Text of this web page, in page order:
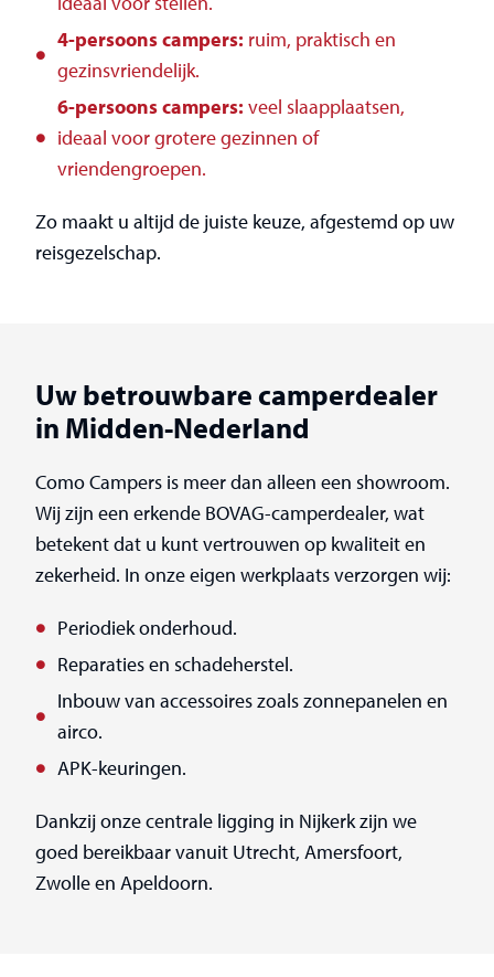
4-persoons campers: ruim, praktisch en
gezinsvriendelijk.
6-persoons campers: veel slaapplaatsen,
ideaal voor grotere gezinnen of
vriendengroepen.
Zo maakt u altijd de juiste keuze, afgestemd op uw
reisgezelschap.
Uw betrouwbare camperdealer
in Midden-Nederland
Como Campers is meer dan alleen een showroom.
Wij zijn een erkende BOVAG-camperdealer, wat
betekent dat u kunt vertrouwen op kwaliteit en
zekerheid. In onze eigen werkplaats verzorgen wij:
Periodiek onderhoud.
Reparaties en schadeherstel.
Inbouw van accessoires zoals zonnepanelen en
airco.
APK-keuringen.
Dankzij onze centrale ligging in Nijkerk zijn we
goed bereikbaar vanuit Utrecht, Amersfoort,
Zwolle en Apeldoorn.